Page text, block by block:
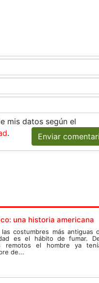
mis datos según el
. Enviar
una historia americana
costumbres más antiguas
es el hábito de fumar.
remotos el hombre ya
de...